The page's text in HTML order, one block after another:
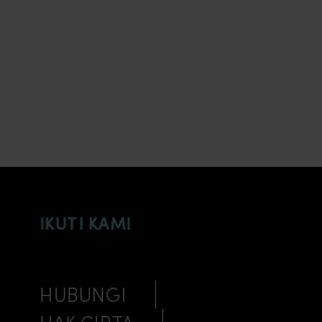
IKUTI KAMI
HUBUNGI